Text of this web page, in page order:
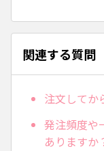
関連する質問
注文してか
発注頻度や
ありますか